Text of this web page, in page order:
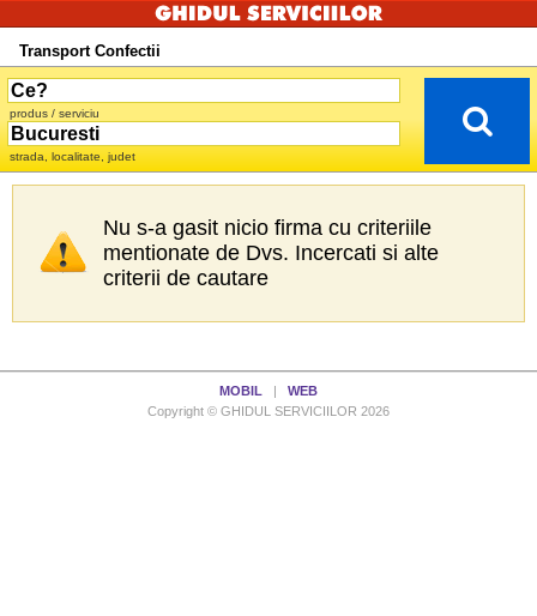
Transport Confectii
produs / serviciu
strada, localitate, judet
Nu s-a gasit nicio firma cu criteriile
mentionate de Dvs. Incercati si alte
criterii de cautare
MOBIL
WEB
Copyright © GHIDUL SERVICIILOR 2026